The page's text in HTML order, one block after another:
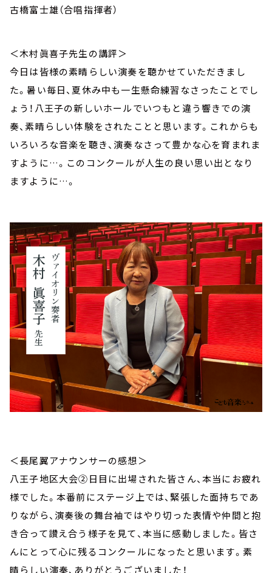
古橋富士雄（合唱指揮者）
＜木村眞喜子先生の講評＞
今日は皆様の素晴らしい演奏を聴かせていただきまし
た。暑い毎日、夏休み中も一生懸命練習なさったことでし
ょう！八王子の新しいホールでいつもと違う響きでの演
奏、素晴らしい体験をされたことと思います。これからも
いろいろな音楽を聴き、演奏なさって豊かな心を育まれま
すように…。このコンクールが人生の良い思い出となり
ますように…。
＜長尾翼アナウンサーの感想＞
八王子地区大会②日目に出場された皆さん、本当にお疲れ
様でした。本番前にステージ上では、緊張した面持ちであ
りながら、演奏後の舞台袖ではやり切った表情や仲間と抱
き合って讃え合う様子を見て、本当に感動しました。皆さ
んにとって心に残るコンクールになったと思います。素
晴らしい演奏、ありがとうございました！